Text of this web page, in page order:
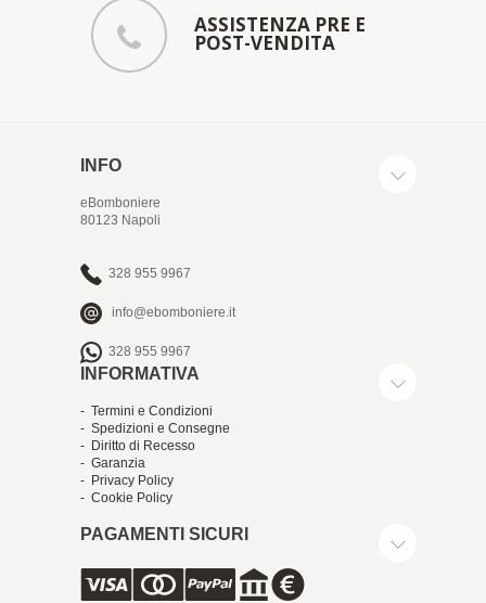
ASSISTENZA PRE E
POST-VENDITA
INFO
eBomboniere
80123 Napoli
328 955 9967
info@ebomboniere.it
328 955 9967
INFORMATIVA
- Termini e Condizioni
- Spedizioni e Consegne
- Diritto di Recesso
- Garanzia
- Privacy Policy
- Cookie Policy
PAGAMENTI SICURI